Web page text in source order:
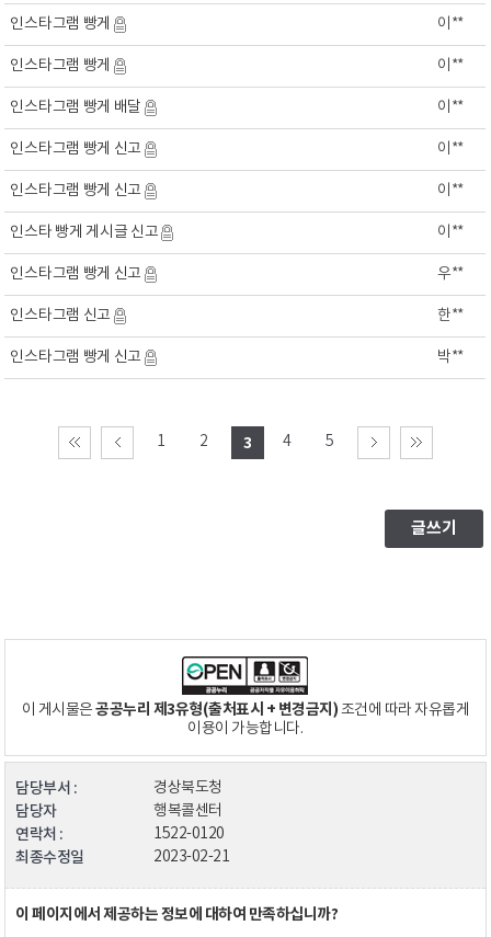
인스타그램 빵게 이**
인스타그램 빵게 이**
인스타그램 빵게 배달 이**
인스타그램 빵게 신고 이**
인스타그램 빵게 신고 이**
인스타 빵게 게시글 신고 이**
인스타그램 빵게 신고 우**
인스타그램 신고 한**
인스타그램 빵게 신고 박**
1 2 3 4 5
이 게시물은공공누리 제3유형(출처표시 + 변경금지)조건에 따라 자유롭게
이용이 가능합니다.
담당부서 : 경상북도청
담당자 행복콜센터
연락처 : 1522-0120
최종수정일 2023-02-21
이 페이지에서 제공하는 정보에 대하여 만족하십니까?